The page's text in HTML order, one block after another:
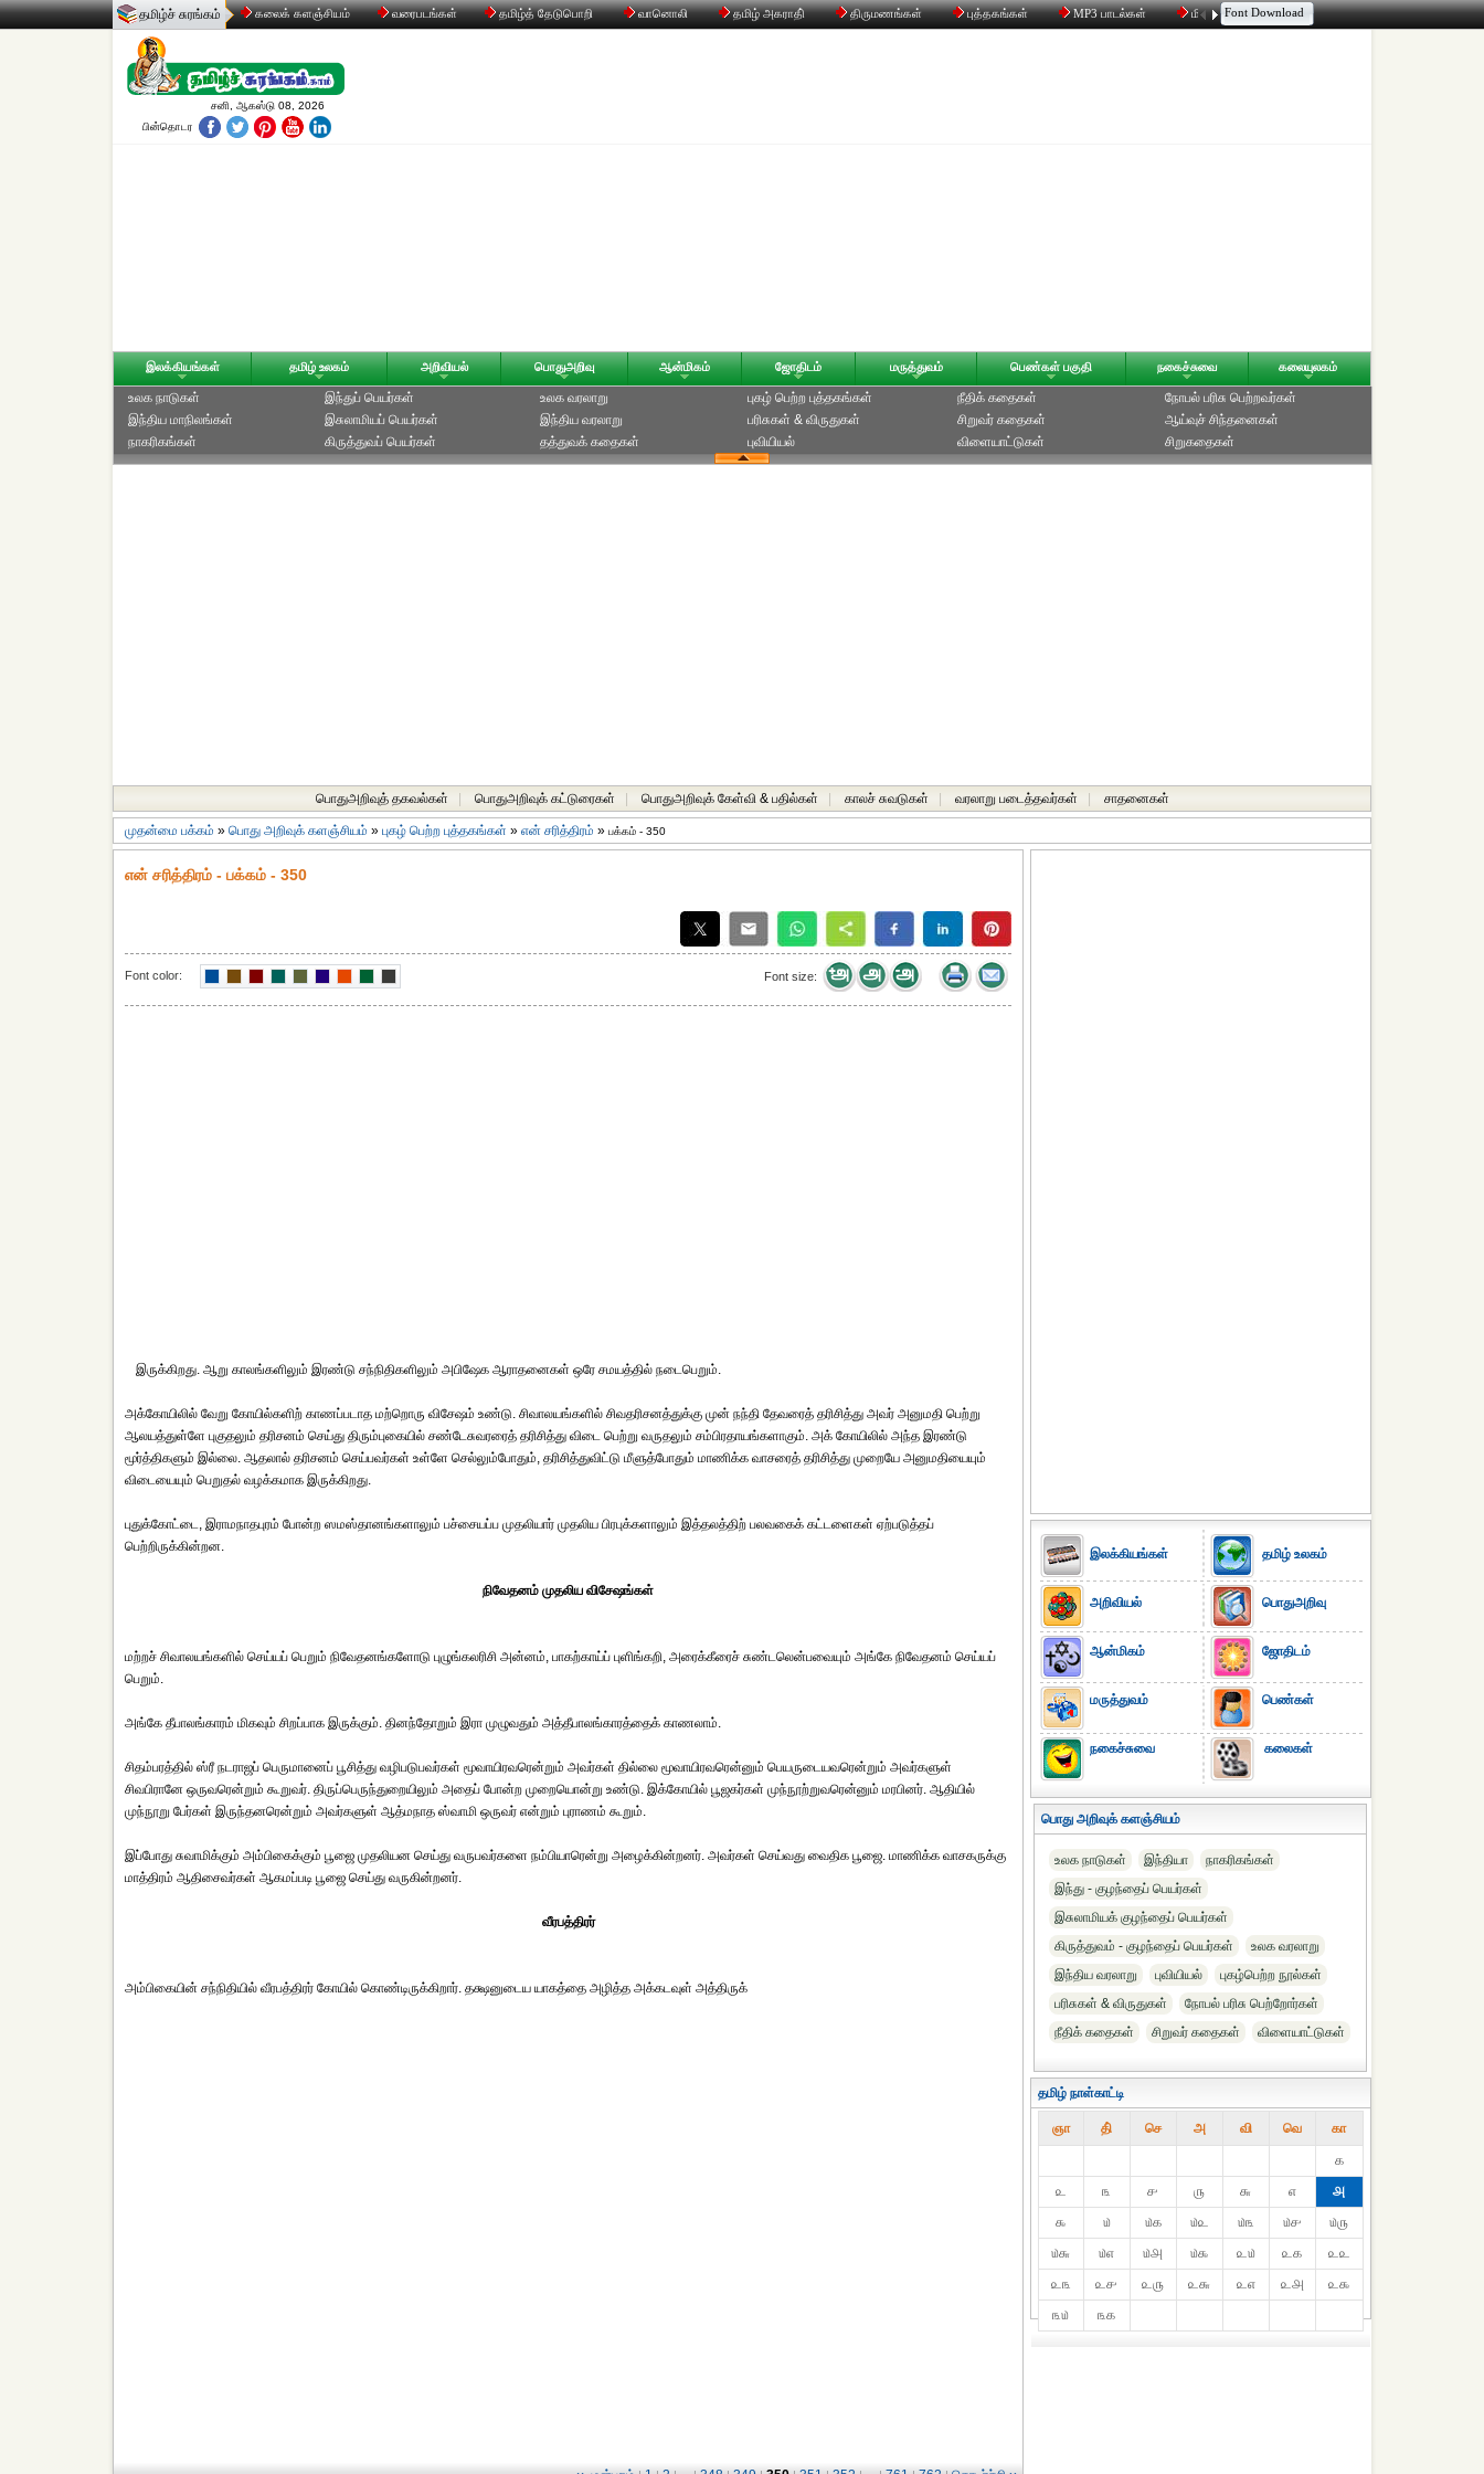
தமிழ்ச் சுரங்கம் கலைக் களஞ்சியம் வரைபடங்கள் தமிழ்த் தேடுபொறி வானொலி தமிழ் அகராதி் திருமணங்கள் புத்தகங்கள் MP3 பாடல்கள் மின்னஞ்சல் திரட்டி உரையாடல்
Font Download
சனி, ஆகஸ்டு 08, 2026
பின்தொடர
இலக்கியங்கள் தமிழ் உலகம் அறிவியல் பொதுஅறிவு ஆன்மிகம் ஜோதிடம் மருத்துவம் பெண்கள் பகுதி நகைச்சுவை கலையுலகம்
உலக நாடுகள்
இந்திய மாநிலங்கள்
நாகரிகங்கள்
இந்துப் பெயர்கள்
இசுலாமியப் பெயர்கள்
கிருத்துவப் பெயர்கள்
உலக வரலாறு
இந்திய வரலாறு
தத்துவக் கதைகள்
புகழ் பெற்ற புத்தகங்கள்
பரிசுகள் & விருதுகள்
புவியியல்
நீதிக் கதைகள்
சிறுவர் கதைகள்
விளையாட்டுகள்
நோபல் பரிசு‎ பெற்றவர்‎கள்
ஆய்வுச் சிந்தனைகள்
சிறுகதைகள்
பொதுஅறிவுத் தகவல்கள் பொதுஅறிவுக் கட்டுரைகள் பொதுஅறிவுக் கேள்வி & பதில்கள் காலச் சுவடுகள் வரலாறு படைத்தவர்கள் சாதனைகள்‎
முதன்மை பக்கம் » பொது அறிவுக் களஞ்சியம் » புகழ் பெற்ற புத்தகங்கள் » என் சரித்திரம் » பக்கம் - 350
என் சரித்திரம் - பக்கம் - 350
Font color: Font size:
இருக்கிறது. ஆறு காலங்களிலும் இரண்டு சந்நிதிகளிலும் அபிஷேக ஆராதனைகள் ஒரே சமயத்தில் நடைபெறும்.
அக்கோயிலில் வேறு கோயில்களிற் காணப்படாத மற்றொரு விசேஷம் உண்டு. சிவாலயங்களில் சிவதரிசனத்துக்கு முன் நந்தி தேவரைத் தரிசித்து அவர் அனுமதி பெற்று
ஆலயத்துள்ளே புகுதலும் தரிசனம் செய்து திரும்புகையில் சண்டேசுவரரைத் தரிசித்து விடை பெற்று வருதலும் சம்பிரதாயங்களாகும். அக் கோயிலில் அந்த இரண்டு
மூர்த்திகளும் இல்லை. ஆதலால் தரிசனம் செய்பவர்கள் உள்ளே செல்லும்போதும், தரிசித்துவிட்டு மீளுத்போதும் மாணிக்க வாசரைத் தரிசித்து முறையே அனுமதியையும்
விடையையும் பெறுதல் வழக்கமாக இருக்கிறது.
புதுக்கோட்டை, இராமநாதபுரம் போன்ற ஸமஸ்தானங்களாலும் பச்சையப்ப முதலியார் முதலிய பிரபுக்களாலும் இத்தலத்திற் பலவகைக் கட்டளைகள் ஏற்படுத்தப்
பெற்றிருக்கின்றன.
நிவேதனம் முதலிய விசேஷங்கள்
மற்றச் சிவாலயங்களில் செய்யப் பெறும் நிவேதனங்களோடு புழுங்கலரிசி அன்னம், பாகற்காய்ப் புளிங்கறி, அரைக்கீரைச் சுண்டலென்பவையும் அங்கே நிவேதனம் செய்யப்
பெறும்.
அங்கே தீபாலங்காரம் மிகவும் சிறப்பாக இருக்கும். தினந்தோறும் இரா முழுவதும் அத்தீபாலங்காரத்தைக் காணலாம்.
சிதம்பரத்தில் ஸ்ரீ நடராஜப் பெருமானைப் பூசித்து வழிபடுபவர்கள் மூவாயிரவரென்றும் அவர்கள் தில்லை மூவாயிரவரென்னும் பெயருடையவரென்றும் அவர்களுள்
சிவபிரானே ஒருவரென்றும் கூறுவர். திருப்பெருந்துறையிலும் அதைப் போன்ற முறையொன்று உண்டு. இக்கோயில் பூஜகர்கள் முந்நூற்றுவரென்னும் மரபினர். ஆதியில்
முந்நூறு பேர்கள் இருந்தனரென்றும் அவர்களுள் ஆத்மநாத ஸ்வாமி ஒருவர் என்றும் புராணம் கூறும்.
இப்போது சுவாமிக்கும் அம்பிகைக்கும் பூஜை முதலியன செய்து வருபவர்களை நம்பியாரென்று அழைக்கின்றனர். அவர்கள் செய்வது வைதிக பூஜை. மாணிக்க வாசகருக்கு
மாத்திரம் ஆதிசைவர்கள் ஆகமப்படி பூஜை செய்து வருகின்றனர்.
வீரபத்திரர்
அம்பிகையின் சந்நிதியில் வீரபத்திரர் கோயில் கொண்டிருக்கிறார். தக்ஷனுடைய யாகத்தை அழித்த அக்கடவுள் அத்திருக்
இலக்கியங்கள்
அறிவியல்
ஆன்மிகம்
மருத்துவம்
நகைச்சுவை
தமிழ் உலகம்
பொதுஅறிவு
ஜோதிடம்
பெண்கள்
கலைகள்
பொது அறிவுக் களஞ்சியம்
உலக நாடுகள் இந்தியா
நாகரிகங்கள்
இந்து - குழந்தைப் பெயர்கள்
இசுலாமியக் குழந்தைப் பெயர்கள்
கிருத்துவம் - குழந்தைப் பெயர்கள்
உலக வரலாறு
இந்திய வரலாறு
புவியியல்
புகழ்பெற்ற நூல்கள்
பரிசுகள் & விருதுகள்
நோபல் பரிசு‎ பெற்றோர்‎கள்
நீதிக் கதைகள்
சிறுவர் கதைகள் விளையாட்டுகள்
தமிழ் நாள்காட்டி
ஞா தி் செ அ வி வெ கா
௧
௨
௩ ௪ ௫ ௬ ௭
௮
௯
௰ ௰௧ ௰௨ ௰௩ ௰௪
௰௫
௰௬
௰௭ ௰௮ ௰௯ ௨௰ ௨௧
௨௨
௨௩
௨௪ ௨௫ ௨௬ ௨௭ ௨௮
௨௯
௩௰
௩௧